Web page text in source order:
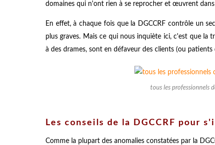
domaines qui n'ont rien à se reprocher et œuvrent
En effet, à chaque fois que la DGCCRF contrôle un
plus graves. Mais ce qui nous inquiète ici, c'est que la
à des drames, sont en défaveur des clients (ou patients
tous les professionnels
Les conseils de la DGCCRF pour
Comme la plupart des anomalies constatées par la